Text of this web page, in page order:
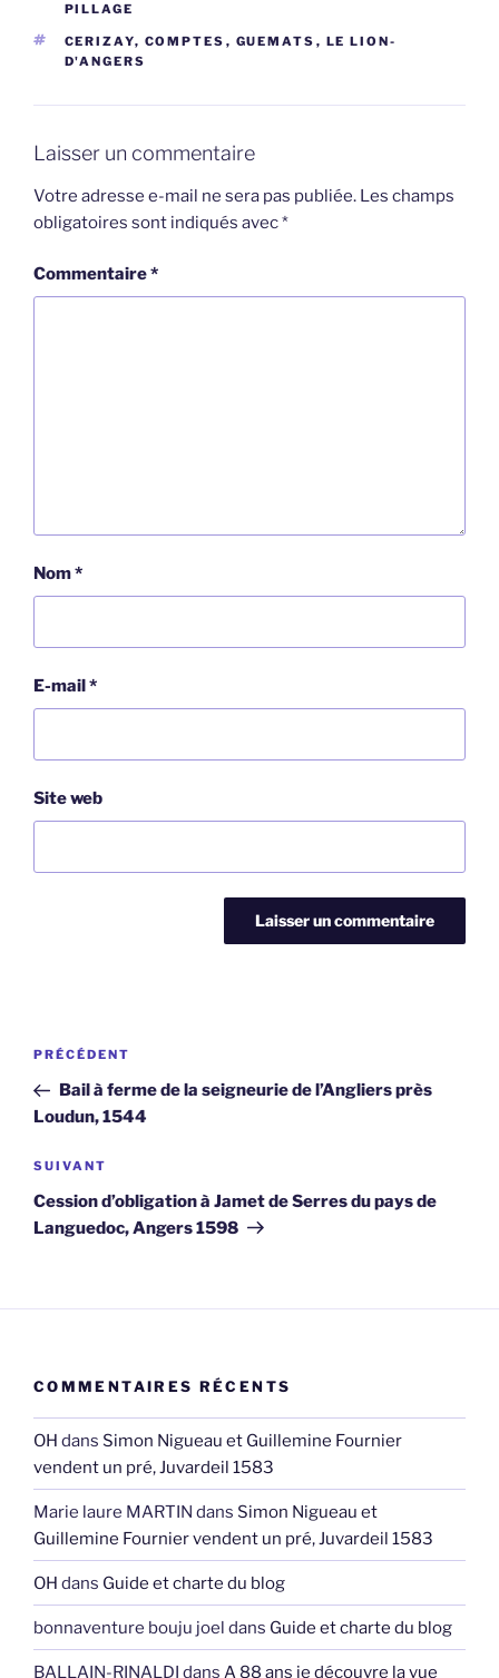
PILLAGE
ÉTIQUETTES
CERIZAY, COMPTES , GUEMATS , LE LION-
D'ANGERS
Laisser un commentaire
Votre adresse e-mail ne sera pas publiée. Les champs
obligatoires sont indiqués avec*
Commentaire*
Nom*
E-mail*
Site web
Navigation
l’article
Article
précédent
PRÉCÉDENT
Bail à ferme de la seigneurie de l’Angliers près
Loudun, 1544
Article
suivant
SUIVANT
Cession d’obligation à Jamet de Serres du pays de
Languedoc, Angers 1598
COMMENTAIRES RÉCENTS
OH dans Simon Nigueau et Guillemine Fournier
vendent un pré, Juvardeil 1583
Marie laure MARTIN dans Simon Nigueau et
Guillemine Fournier vendent un pré, Juvardeil 1583
OH dans Guide et charte du blog
bonnaventure bouju joel dans Guide et charte du blog
BALLAIN-RINALDI dans A 88 ans je découvre la vue